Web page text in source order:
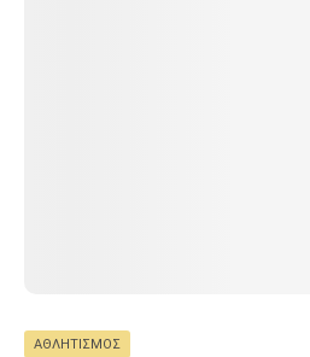
ΑΘΛΗΤΙΣΜΌΣ